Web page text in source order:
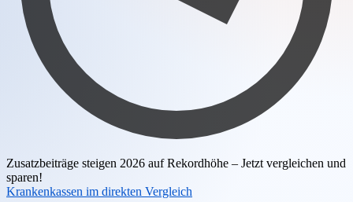
Zusatzbeiträge steigen 2026 auf Rekordhöhe – Jetzt vergleichen und
sparen!
Krankenkassen im direkten Vergleich